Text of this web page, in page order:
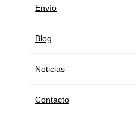
Envío
Blog
Noticias
Contacto